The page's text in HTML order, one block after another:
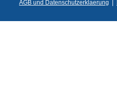
AGB und Datenschutzerklaerung